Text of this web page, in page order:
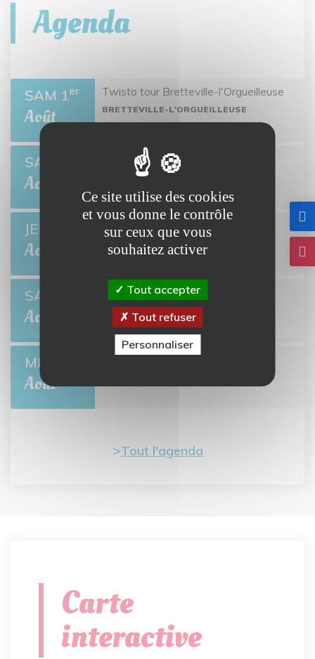
Agenda
SAM 1er
Août
Twisto tour Bretteville-l'Orgueilleuse
BRETTEVILLE-L'ORGUEILLEUSE
SAM 8
Août
Open de pétanque
BRETTEVILLE-L'ORGUEILLEUSE
JEU 13
Août BRETTEVILLE-L'ORGUEILLEUSE
SAM 22
Août
Open de pétanque
BRETTEVILLE-L'ORGUEILLEUSE
MER 26
Août
Collecte de sang
Tout l'agenda
Carte
interactive
Ce site utilise des cookies
et vous donne le contrôle
sur ceux que vous
souhaitez activer
Tout accepter
Tout refuser
Personnaliser